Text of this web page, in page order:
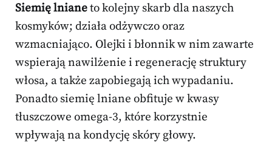
Siemię lnianeto kolejny skarb dla naszych
kosmyków; działa odżywczo oraz
wzmacniająco. Olejki i błonnik w nim zawarte
wspierają nawilżenie i regenerację struktury
włosa, a także zapobiegają ich wypadaniu.
Ponadto siemię lniane obfituje w kwasy
tłuszczowe omega-3, które korzystnie
wpływają na kondycję skóry głowy.